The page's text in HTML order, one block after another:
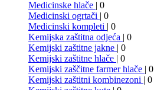
Medicinske hlače | 0
Medicinski ogrtači | 0
Medicinski kompleti | 0
Kemijska zaštitna odjeća | 0
Kemijski zaštitne jakne | 0
Kemijski zaštitne hlače | 0
Kemijski zaščitne farmer hlače | 0
Kemijski zaštitni kombinezoni | 0